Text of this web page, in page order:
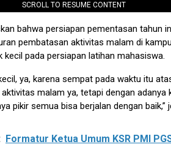
SCROLL TO RESUME CONTENT
bahwa persiapan pementasan tahun
pembatasan aktivitas malam di
pada persiapan latihan mahasiswa.
ya, karena sempat pada waktu itu
malam ya, tetapi dengan adanya
pikir semua bisa berjalan dengan baik,”
Formatur Ketua Umum KSR PMI